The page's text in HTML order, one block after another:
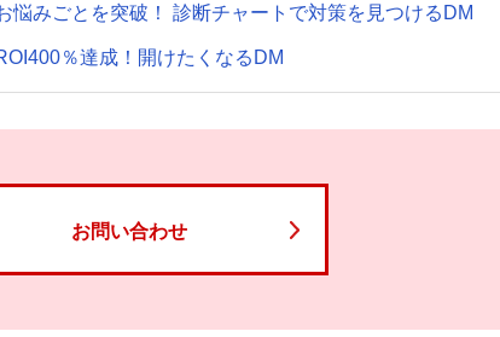
悩みごとを突破！ 診断チャートで対策を見つけるDM
％達成！開けたくなるDM
お問い合わせ